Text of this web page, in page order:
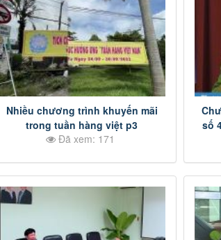
Nhiều chương trình khuyến mãi
trong tuần hàng việt p3
Đã xem: 171
số